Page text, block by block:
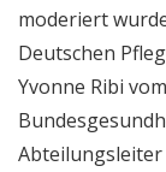
moderiert
Deutschen
Yvonne Ribi